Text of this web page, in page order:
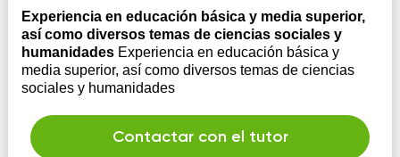
Experiencia en educación básica y media superior,
así como diversos temas de ciencias sociales y
humanidades Experiencia en educación básica y
media superior, así como diversos temas de ciencias
sociales y humanidades
Contactar con el tutor